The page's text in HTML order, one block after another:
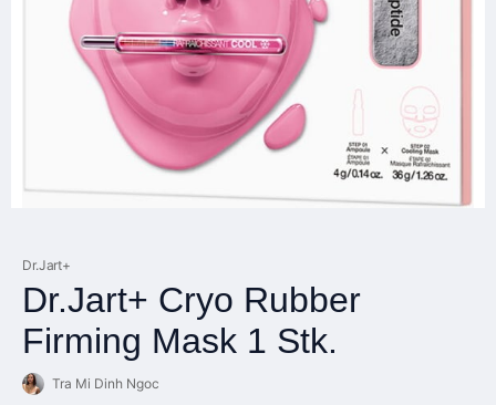
Dr.Jart+
Dr.Jart+ Cryo Rubber
Firming Mask 1 Stk.
Tra Mi Dinh Ngoc